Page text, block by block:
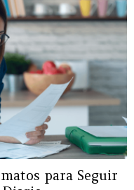
para Seguir